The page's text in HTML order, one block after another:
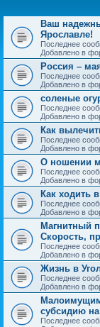
Ваш
Ярославле!
Последнее
Добавлено в
Россия –
Последнее
Добавлено в
соленые
Последнее
Добавлено в
Как
Последнее
Добавлено в
О ношении
Последнее
Добавлено в
Как ходить
Последнее
Добавлено в
Магнитный
Скорость,
Последнее
Добавлено в
Жизнь в
Последнее
Добавлено в
субсидию
Последнее